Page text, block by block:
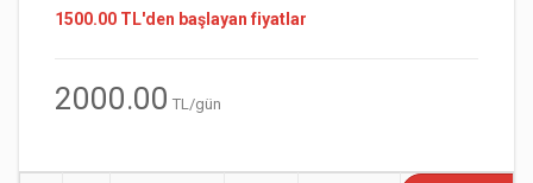
1500.00 TL'den başlayan fiyatlar
2000.00 TL/gün